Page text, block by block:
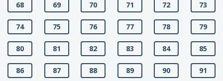
68 69 70 71 72 73
74 75 76 77 78 79
80 81 82 83 84 85
86 87 88 89 90 91